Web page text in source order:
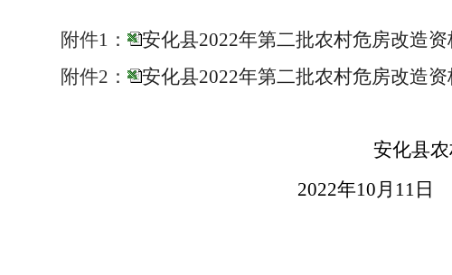
附件1：
安化县2022年第二批农村危房改造
附件2：
安化县2022年第二批农村危房改造
安化县农村危房
2022年10月11日